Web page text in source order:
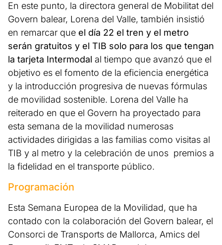
En este punto, la directora general de Mobilitat del
Govern balear, Lorena del Valle, también insistió
en remarcar que el día 22 el tren y el metro
serán gratuitos y el TIB solo para los que tengan
la tarjeta Intermodal al tiempo que avanzó que el
objetivo es el fomento de la eficiencia energética
y la introducción progresiva de nuevas fórmulas
de movilidad sostenible. Lorena del Valle ha
reiterado en que el Govern ha proyectado para
esta semana de la movilidad numerosas
actividades dirigidas a las familias como visitas al
TIB y al metro y la celebración de unos premios a
la fidelidad en el transporte público.
Programación
Esta Semana Europea de la Movilidad, que ha
contado con la colaboración del Govern balear, el
Consorci de Transports de Mallorca, Amics del